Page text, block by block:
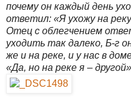
почему он каждый день
ответил: «Я ухожу на
Отец с облегчением
уходить так далеко, Б-г
же и на реке, и у нас в
«Да, но на реке я –